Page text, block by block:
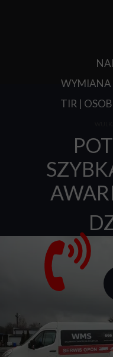
WYMIANA
TIR |